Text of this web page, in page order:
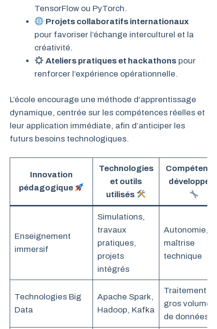
TensorFlow ou PyTorch.
Projets collaboratifs internationaux
pour favoriser l’échange interculturel et la
créativité.
Ateliers pratiques et hackathons pour
renforcer l’expérience opérationnelle.
L’école encourage une méthode d’apprentissage
dynamique, centrée sur les compétences réelles et
leur application immédiate, afin d’anticiper les
futurs besoins technologiques.
Innovation
pédagogique
Technologies
et outils
utilisés
Enseignement
immersif
Simulations,
travaux
pratiques,
projets
intégrés
Autonomie,
maîtrise
technique
Technologies Big
Data
Apache Spark,
Hadoop, Kafka
Traitement
gros volumes
de données